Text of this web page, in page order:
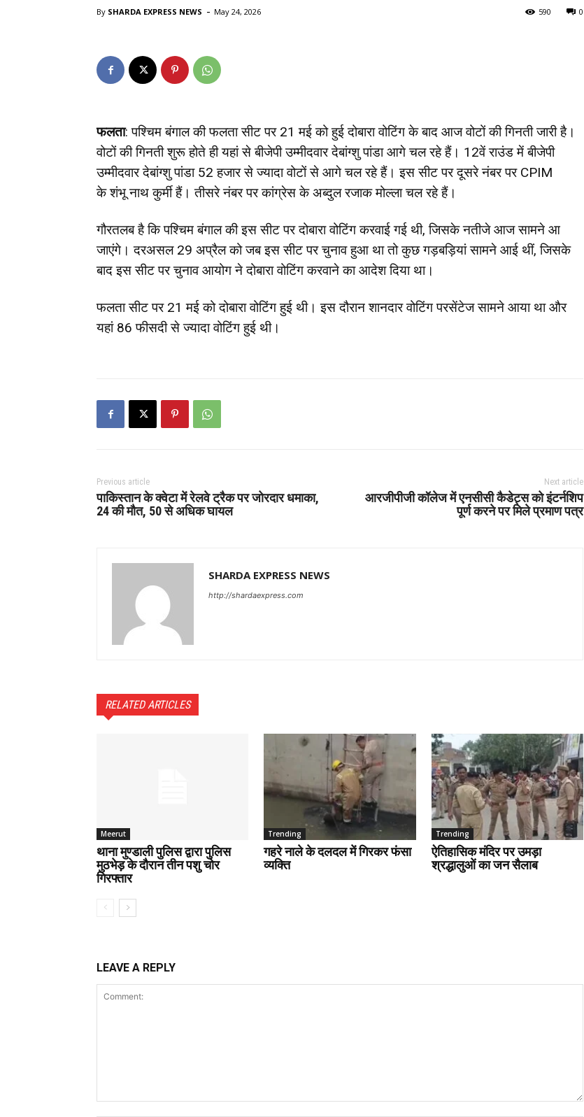
By SHARDA EXPRESS NEWS - May 24, 2026 0
590
फलता: पश्चिम बंगाल की फलता सीट पर 21 मई को हुई दोबारा वोटिंग के बाद आज वोटों की गिनती जारी है।
वोटों की गिनती शुरू होते ही यहां से बीजेपी उम्मीदवार देबांग्शु पांडा आगे चल रहे हैं। 12वें राउंड में बीजेपी
उम्मीदवार देबांग्शु पांडा 52 हजार से ज्यादा वोटों से आगे चल रहे हैं। इस सीट पर दूसरे नंबर पर CPIM
के शंभू नाथ कुर्मी हैं। तीसरे नंबर पर कांग्रेस के अब्दुल रजाक मोल्ला चल रहे हैं।
गौरतलब है कि पश्चिम बंगाल की इस सीट पर दोबारा वोटिंग करवाई गई थी, जिसके नतीजे आज सामने आ
जाएंगे। दरअसल 29 अप्रैल को जब इस सीट पर चुनाव हुआ था तो कुछ गड़बड़ियां सामने आई थीं, जिसके
बाद इस सीट पर चुनाव आयोग ने दोबारा वोटिंग करवाने का आदेश दिया था।
फलता सीट पर 21 मई को दोबारा वोटिंग हुई थी। इस दौरान शानदार वोटिंग परसेंटेज सामने आया था और
यहां 86 फीसदी से ज्यादा वोटिंग हुई थी।
Previous article
पाकिस्तान के क्वेटा में रेलवे ट्रैक पर जोरदार धमाका,
24 की मौत, 50 से अधिक घायल
Next article
आरजीपीजी कॉलेज में एनसीसी कैडेट्स को इंटर्नशिप
पूर्ण करने पर मिले प्रमाण पत्र
SHARDA EXPRESS NEWS
http://shardaexpress.com
RELATED ARTICLES
Meerut
थाना मुण्डाली पुलिस द्वारा पुलिस
मुठभेड़ के दौरान तीन पशु चोर
गिरफ्तार
Trending
गहरे नाले के दलदल में गिरकर फंसा
व्यक्ति
Trending
ऐतिहासिक मंदिर पर उमड़ा
श्रद्धालुओं का जन सैलाब
LEAVE A REPLY